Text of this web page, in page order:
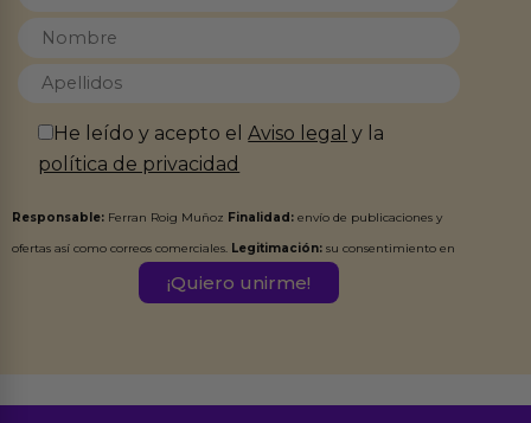
He leído y acepto elAviso legal y la
política de privacidad
Responsable: Ferran Roig Muñoz Finalidad: envío de publicaciones y
ofertas así como correos comerciales. Legitimación: su consentimiento en
Destinatarios:Ferran Roig Muñoz. Podrás ejercer tus